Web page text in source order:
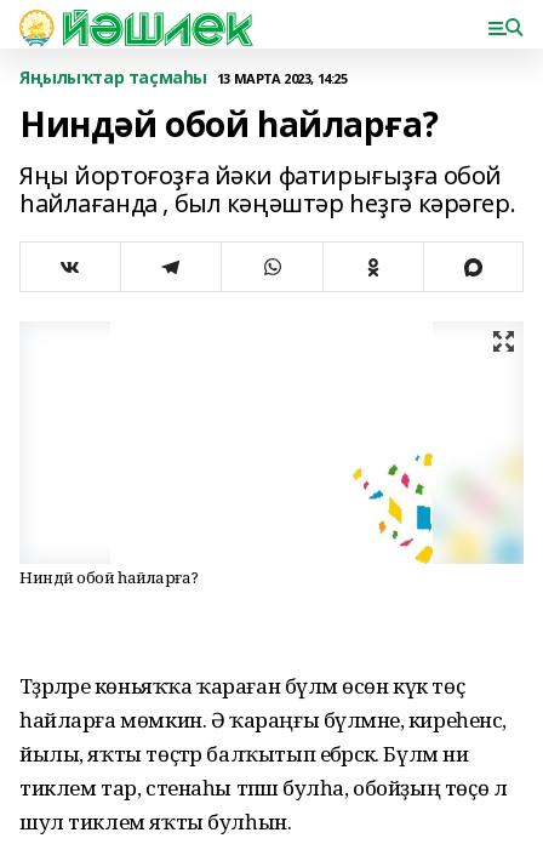
Яңылыҡтар таҫмаһы 13 МАРТА 2023, 14:25
Ниндәй обой һайларға?
Яңы йортоғоҙға йәки фатирығыҙға обой
һайлағанда , был кәңәштәр һеҙгә кәрәгер.
Ниндәй обой һайларға?
Тәҙрәләре көньяҡҡа ҡараған бүлмә өсөн күк төҫ
һайларға мөмкин. Ә ҡараңғы бүлмәне, киреһенсә,
йылы, яҡты төҫтәр балҡытып ебәрәсәк. Бүлмә ни
тиклем тар, стенаһы тәпәш булһа, обойҙың төҫө лә
шул тиклем яҡты булһын.